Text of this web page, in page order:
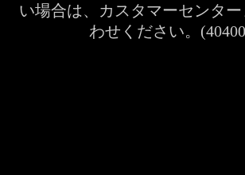
い場合は、カスタマーセンタ
わせください。